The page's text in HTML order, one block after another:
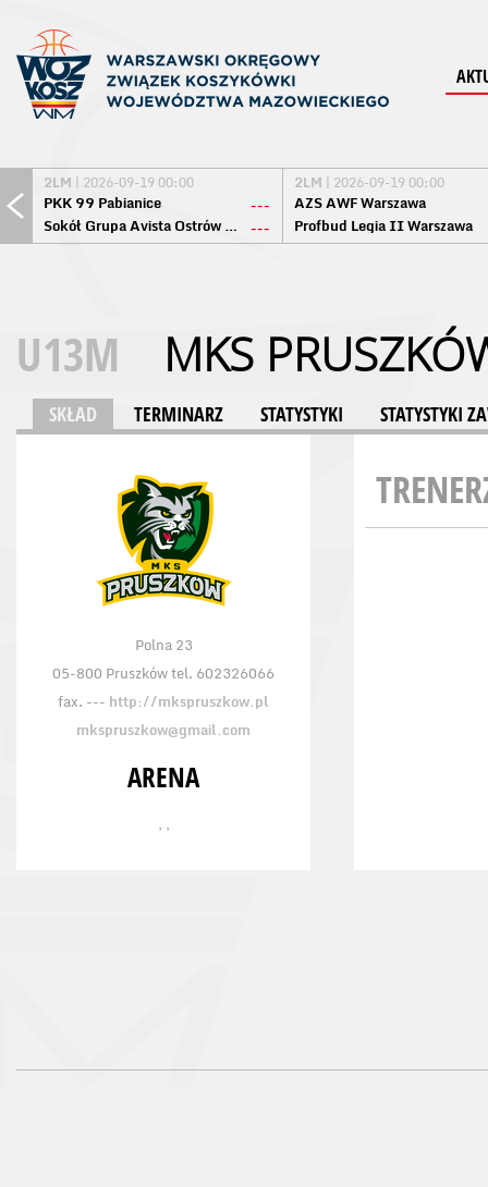
2LM | 2026-09-19 00:00
PKK 99 Pabianice
---
Sokół Grupa Avista Ostrów Maz. ---
2LM | 2026-09-19 00:00
AZS AWF Warszawa
Profbud Legia II Warszawa
U13M MKS
SKŁAD TERMINARZ STATYSTYKI STATYSTYKI
Polna 23
05-800 Pruszków tel. 602326066
fax. --- http://mkspruszkow.pl
mkspruszkow@gmail.com
ARENA
, ,